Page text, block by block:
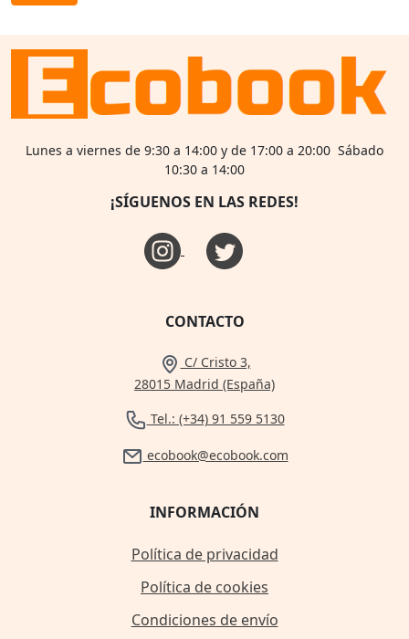
Lunes a viernes de 9:30 a 14:00 y de 17:00 a 20:00 Sábado
10:30 a 14:00
¡SÍGUENOS EN LAS REDES!
CONTACTO
C/ Cristo 3,
28015 Madrid (España)
Tel.: (+34) 91 559 5130
ecobook@ecobook.com
INFORMACIÓN
Política de privacidad
Política de cookies
Condiciones de envío